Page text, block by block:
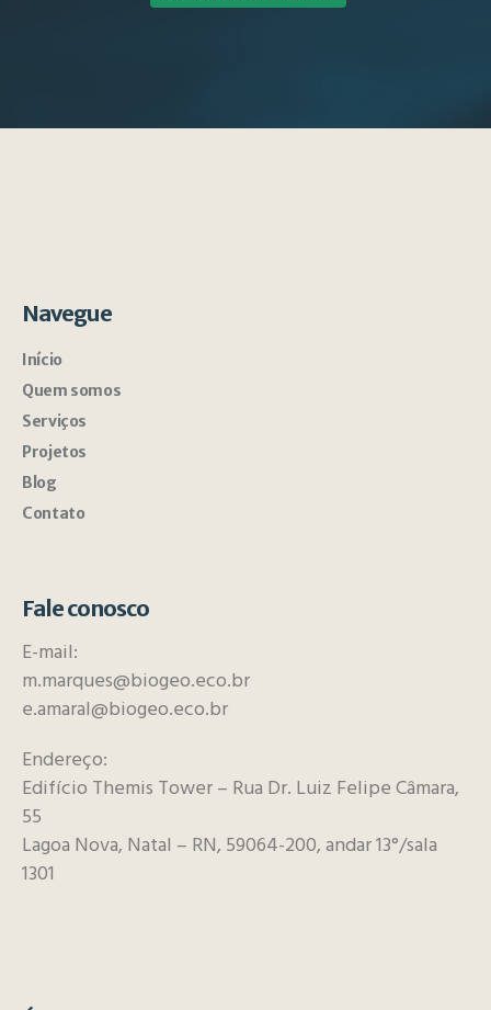
Navegue
Início
Quem somos
Serviços
Projetos
Blog
Contato
Fale conosco
E-mail:
m.marques@biogeo.eco.br
e.amaral@biogeo.eco.br
Endereço:
Edifício Themis Tower – Rua Dr. Luiz Felipe Câmara,
55
Lagoa Nova, Natal – RN, 59064-200, andar 13°/sala
1301